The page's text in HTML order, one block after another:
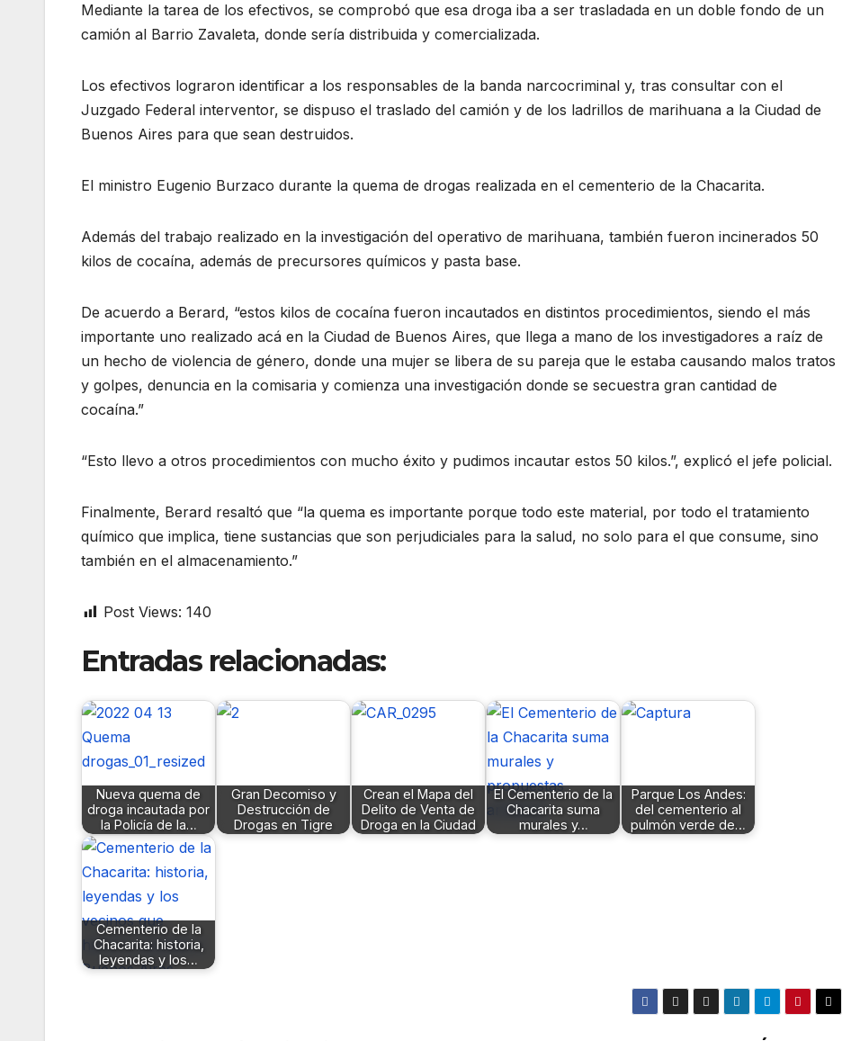
Mediante la tarea de los efectivos, se comprobó que esa droga iba a ser trasladada en un doble fondo de un
camión al Barrio Zavaleta, donde sería distribuida y comercializada.
Los efectivos lograron identificar a los responsables de la banda narcocriminal y, tras consultar con el
Juzgado Federal interventor, se dispuso el traslado del camión y de los ladrillos de marihuana a la Ciudad de
Buenos Aires para que sean destruidos.
El ministro Eugenio Burzaco durante la quema de drogas realizada en el cementerio de la Chacarita.
Además del trabajo realizado en la investigación del operativo de marihuana, también fueron incinerados 50
kilos de cocaína, además de precursores químicos y pasta base.
De acuerdo a Berard, “estos kilos de cocaína fueron incautados en distintos procedimientos, siendo el más
importante uno realizado acá en la Ciudad de Buenos Aires, que llega a mano de los investigadores a raíz de
un hecho de violencia de género, donde una mujer se libera de su pareja que le estaba causando malos tratos
y golpes, denuncia en la comisaria y comienza una investigación donde se secuestra gran cantidad de
cocaína.”
“Esto llevo a otros procedimientos con mucho éxito y pudimos incautar estos 50 kilos.”, explicó el jefe policial.
Finalmente, Berard resaltó que “la quema es importante porque todo este material, por todo el tratamiento
químico que implica, tiene sustancias que son perjudiciales para la salud, no solo para el que consume, sino
también en el almacenamiento.”
Post Views: 140
Entradas relacionadas:
Nueva quema de
droga incautada por
la Policía de la…
Gran Decomiso y
Destrucción de
Drogas en Tigre
Crean el Mapa del
Delito de Venta de
Droga en la Ciudad
El Cementerio de la
Chacarita suma
murales y…
Parque Los Andes:
del cementerio al
pulmón verde de…
Cementerio de la
Chacarita: historia,
leyendas y los…